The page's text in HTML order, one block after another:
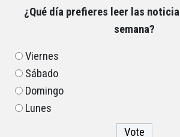
¿Qué día prefieres leer las
semana?
Viernes
Sábado
Domingo
Lunes